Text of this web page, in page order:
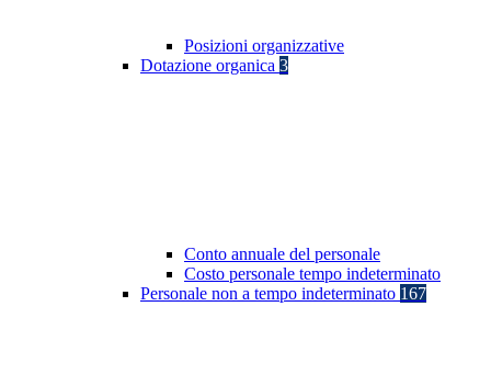
Posizioni organizzative
Dotazione organica 3
Conto annuale del personale
Costo personale tempo indeterminato
Personale non a tempo indeterminato 167